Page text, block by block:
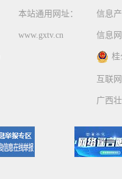
本站通用网址：
www.gxtv.cn
信息
信息
桂
互联
广西